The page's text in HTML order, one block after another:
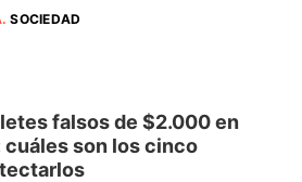
.SOCIEDAD
falsos de $2.000 en
cuáles son los cinco